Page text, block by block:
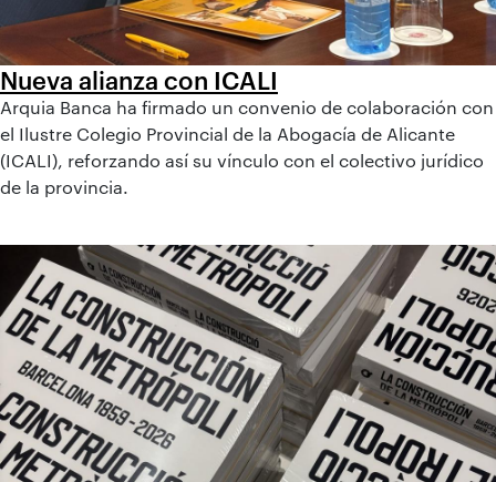
Nueva alianza con ICALI
Arquia Banca ha firmado un convenio de colaboración con
el Ilustre Colegio Provincial de la Abogacía de Alicante
(ICALI), reforzando así su vínculo con el colectivo jurídico
de la provincia.